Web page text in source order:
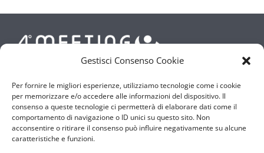
Gestisci Consenso Cookie
Per fornire le migliori esperienze, utilizziamo tecnologie come i cookie
per memorizzare e/o accedere alle informazioni del dispositivo. Il
consenso a queste tecnologie ci permetterà di elaborare dati come il
comportamento di navigazione o ID unici su questo sito. Non
acconsentire o ritirare il consenso può influire negativamente su alcune
caratteristiche e funzioni.
|info@meetingpergine.it
| +39 389 1392136